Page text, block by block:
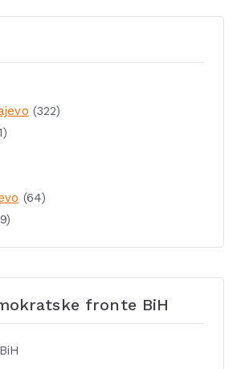
(322)
(64)
fronte BiH